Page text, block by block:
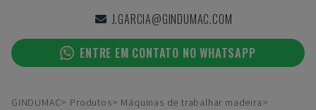
J.GARCIA@GINDUMAC.COM
ENTRE EM CONTATO NO WHATSAPP
GINDUMAC Produtos
Máquinas de trabalhar madeira